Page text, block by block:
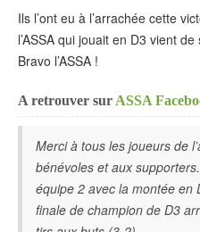
Ils l’ont eu à l’arrachée cette
l’ASSA qui jouait en D3 vient
Bravo l’ASSA !
A retrouver sur ASSA
Merci à tous les joueurs de
bénévoles et aux
équipe 2 avec la montée en
finale de champion de D3